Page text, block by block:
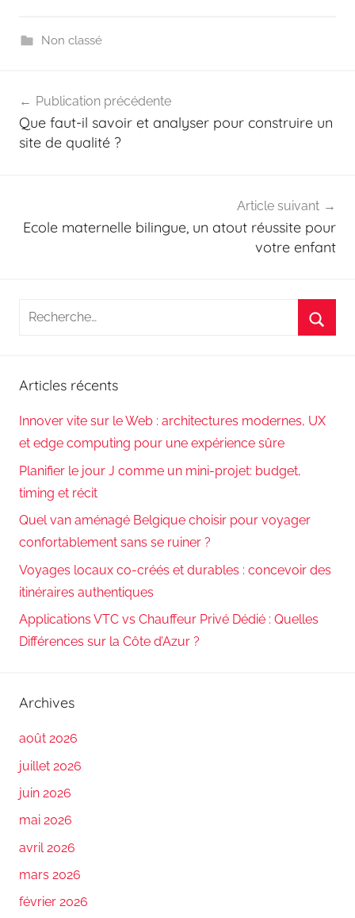
Non classé
de
l’article
Publication précédente
Que faut-il savoir et analyser pour construire un
site de qualité ?
Article suivant
Ecole maternelle bilingue, un atout réussite pour
votre enfant
Recherche
Articles récents
Innover vite sur le Web : architectures modernes, UX
et edge computing pour une expérience sûre
Planifier le jour J comme un mini-projet: budget,
timing et récit
Quel van aménagé Belgique choisir pour voyager
confortablement sans se ruiner ?
Voyages locaux co-créés et durables : concevoir des
itinéraires authentiques
Applications VTC vs Chauffeur Privé Dédié : Quelles
Différences sur la Côte d’Azur ?
Archives
août 2026
juillet 2026
juin 2026
mai 2026
avril 2026
mars 2026
février 2026